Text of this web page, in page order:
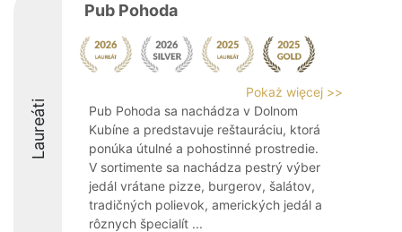
Laureáti
Pub Pohoda
Pokaż więcej >>
Pub Pohoda sa nachádza v Dolnom
Kubíne a predstavuje reštauráciu, ktorá
ponúka útulné a pohostinné prostredie.
V sortimente sa nachádza pestrý výber
jedál vrátane pizze, burgerov, šalátov,
tradičných polievok, amerických jedál a
rôznych špecialít ...